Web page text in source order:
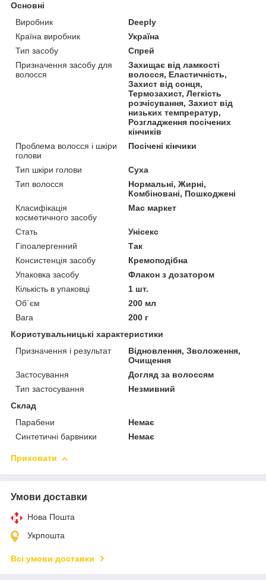
Основні
Виробник
Deeply
Країна виробник
Україна
Тип засобу
Спрей
Призначення засобу для
волосся
Захищає від ламкості
волосся, Еластичність,
Захист від сонця,
Термозахист, Легкість
розчісування, Захист від
низьких темпрератур,
Розгладження посічених
кінчиків
Проблема волосся і шкіри
голови
Посічені кінчики
Тип шкіри голови
Суха
Тип волосся
Нормальні, Жирні,
Комбіновані, Пошкоджені
Класифікація
косметичного засобу
Мас маркет
Стать
Унісекс
Гіпоалергенний
Так
Консистенція засобу
Кремоподібна
Упаковка засобу
Флакон з дозатором
Кількість в упаковці
1 шт.
Об`єм
200 мл
Вага
200 г
Користувальницькі характеристики
Призначення і результат
Відновлення, Зволоження,
Очищення
Застосування
Догляд за волоссям
Тип застосування
Незмивний
Склад
Парабени
Немає
Синтетичні барвники
Немає
Приховати
Умови доставки
Нова Пошта
Укрпошта
Всі умови доставки